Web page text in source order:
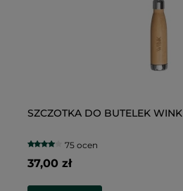
SZCZOTKA DO BUTELEK WINK
75 ocen
37,00 zł